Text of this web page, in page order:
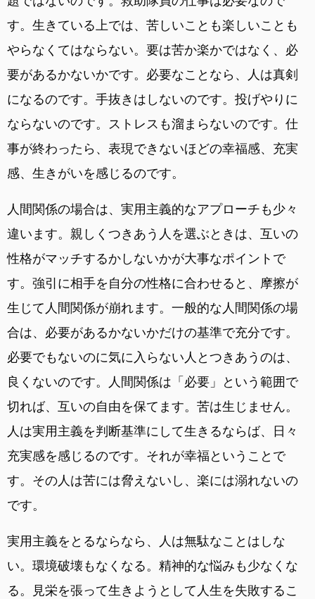
す。生きている上では、苦しいことも楽しいことも
やらなくてはならない。要は苦か楽かではなく、必
要があるかないかです。必要なことなら、人は真剣
になるのです。手抜きはしないのです。投げやりに
ならないのです。ストレスも溜まらないのです。仕
事が終わったら、表現できないほどの幸福感、充実
感、生きがいを感じるのです。
人間関係の場合は、実用主義的なアプローチも少々
違います。親しくつきあう人を選ぶときは、互いの
性格がマッチするかしないかが大事なポイントで
す。強引に相手を自分の性格に合わせると、摩擦が
生じて人間関係が崩れます。一般的な人間関係の場
合は、必要があるかないかだけの基準で充分です。
必要でもないのに気に入らない人とつきあうのは、
良くないのです。人間関係は「必要」という範囲で
切れば、互いの自由を保てます。苦は生じません。
人は実用主義を判断基準にして生きるならば、日々
充実感を感じるのです。それが幸福ということで
す。その人は苦には脅えないし、楽には溺れないの
です。
実用主義をとるならなら、人は無駄なことはしな
い。環境破壊もなくなる。精神的な悩みも少なくな
る。見栄を張って生きようとして人生を失敗するこ